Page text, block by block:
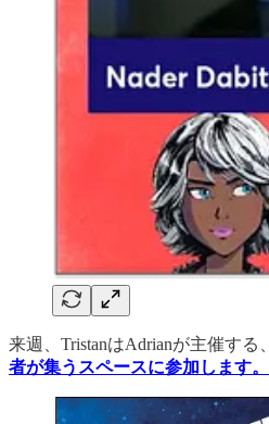
来週、TristanはAdrianが主催する、
者が集うスペースに参加します。